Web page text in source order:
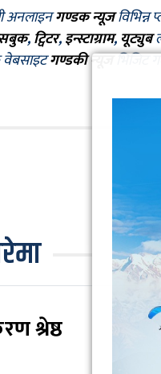
अनलाइनगण्डक न्यूजविभिन्न
,ट्विटर,इन्स्टाग्राम, यूट्युब
वेबसाइटगण्डकी न्यूजभिजिट
श्रेष्ठ